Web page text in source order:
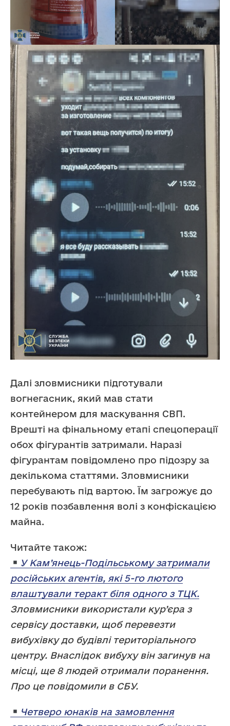
Далі зловмисники підготували
вогнегасник, який мав стати
контейнером для маскування СВП.
Врешті на фінальному етапі спецоперації
обох фігурантів затримали. Наразі
фігурантам повідомлено про підозру за
декількома статтями. Зловмисники
перебувають під вартою. Їм загрожує до
12 років позбавлення волі з конфіскацією
майна.
Читайте також:
У Кам’янець-Подільському затримали
російських агентів, які 5-го лютого
влаштували теракт біля одного з ТЦК.
Зловмисники використали кур’єра з
сервісу доставки, щоб перевезти
вибухівку до будівлі територіального
центру. Внаслідок вибуху він загинув на
місці, ще 8 людей отримали поранення.
Про це повідомили в СБУ.
Четверо юнаків на замовлення